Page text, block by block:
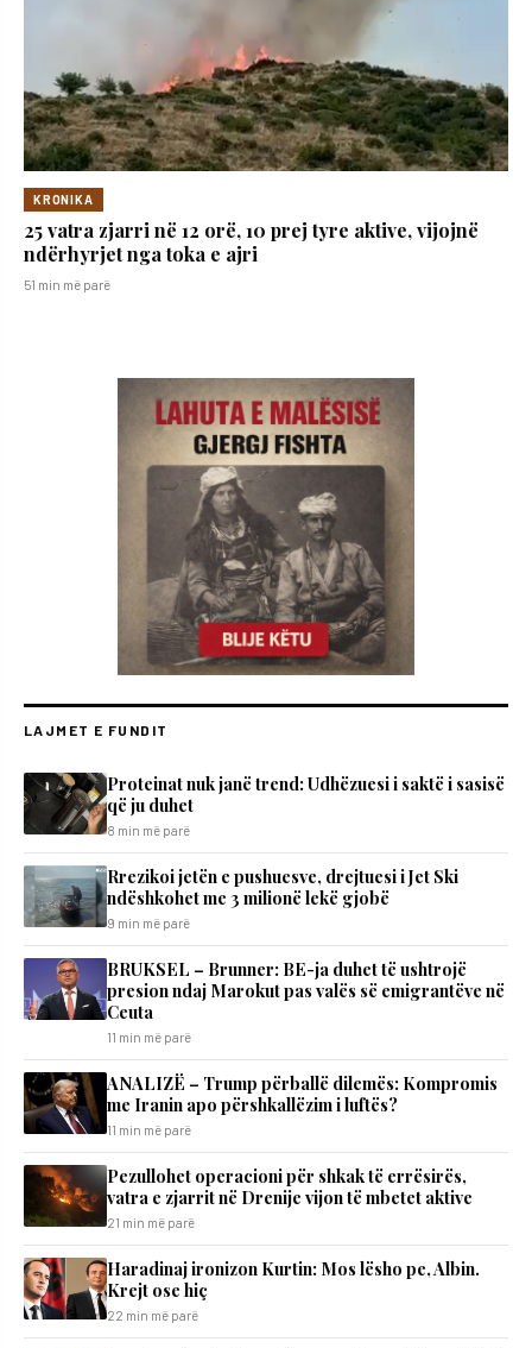
KRONIKA
25 vatra zjarri në 12 orë, 10 prej tyre aktive, vijojnë
ndërhyrjet nga toka e ajri
51 min më parë
LAJMET E FUNDIT
Proteinat nuk janë trend: Udhëzuesi i saktë i sasisë
që ju duhet
8 min më parë
Rrezikoi jetën e pushuesve, drejtuesi i Jet Ski
ndëshkohet me 3 milionë lekë gjobë
9 min më parë
BRUKSEL – Brunner: BE-ja duhet të ushtrojë
presion ndaj Marokut pas valës së emigrantëve në
Ceuta
11 min më parë
ANALIZË – Trump përballë dilemës: Kompromis
me Iranin apo përshkallëzim i luftës?
11 min më parë
Pezullohet operacioni për shkak të errësirës,
vatra e zjarrit në Drenije vijon të mbetet aktive
21 min më parë
Haradinaj ironizon Kurtin: Mos lësho pe, Albin.
Krejt ose hiç
22 min më parë